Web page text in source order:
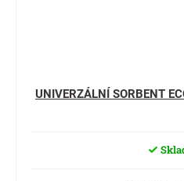
UNIVERZÁLNÍ SORBENT